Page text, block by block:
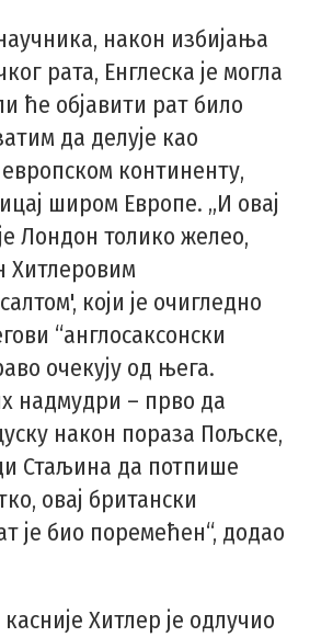
након избијања
рата, Енглеска је могла
ће објавити рат било
да делује као
континенту,
широм Европе. „И овај
Лондон толико желео,
Хитлеровим
који је очигледно
“англосаксонски
очекују од њега.
надмудри – прво да
након пораза Пољске,
Стаљина да потпише
овај британски
је био поремећен“, додао
Хитлер је одлучио